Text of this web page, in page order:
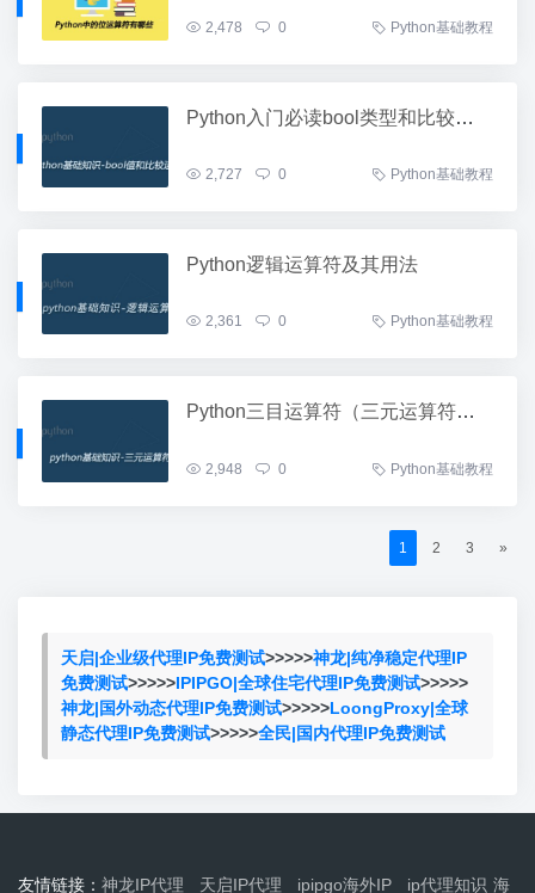
2,478 0 Python基础教程
Python入门必读bool类型和比较运算符
2,727 0 Python基础教程
Python逻辑运算符及其用法
2,361 0 Python基础教程
Python三目运算符（三元运算符）用法详解
2,948 0 Python基础教程
1 2 3 »
天启|企业级代理IP免费测试>>>>>神龙|纯净稳定代理IP
免费测试>>>>>IPIPGO|全球住宅代理IP免费测试>>>>>
神龙|国外动态代理IP免费测试>>>>>LoongProxy|全球
静态代理IP免费测试>>>>>全民|国内代理IP免费测试
友情链接： 神龙IP代理 天启IP代理 ipipgo海外IP ip代理知识 海